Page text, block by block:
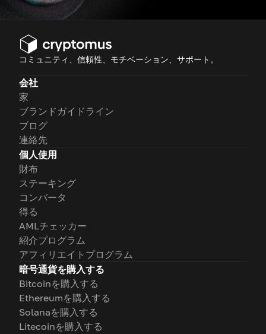
コミュニティ、信頼性、モチベーション、サポート。
会社
家
ブランドガイドライン
ブログ
連絡先
個人使用
財布
ステーキング
コンバータ
得る
AMLチェッカー
紹介プログラム
アフィリエイトプログラム
暗号通貨を購入する
Bitcoinを購入する
Ethereumを購入する
Solanaを購入する
Litecoinを購入する